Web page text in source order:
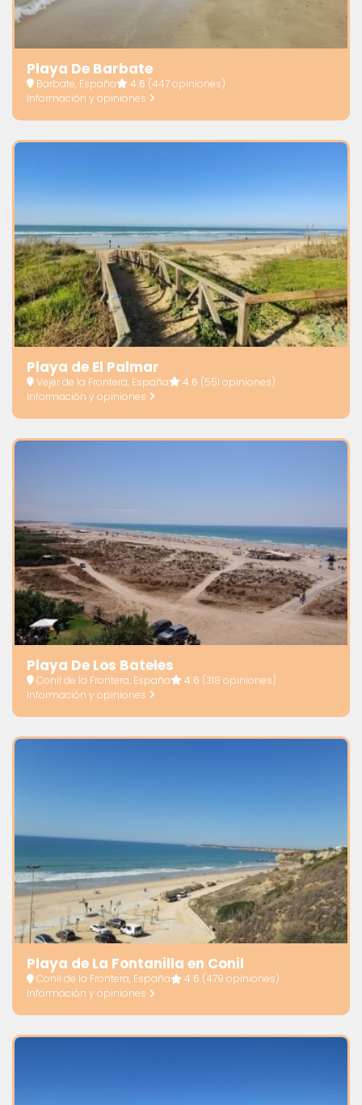
Playa De Barbate
Barbate, España 4.6 (447 opiniones)
Información y opiniones
Playa de El Palmar
Vejer de la Frontera, España 4.6 (551 opiniones)
Información y opiniones
Playa De Los Bateles
Conil de la Frontera, España 4.6 (318 opiniones)
Información y opiniones
Playa de La Fontanilla en Conil
Conil de la Frontera, España 4.6 (479 opiniones)
Información y opiniones